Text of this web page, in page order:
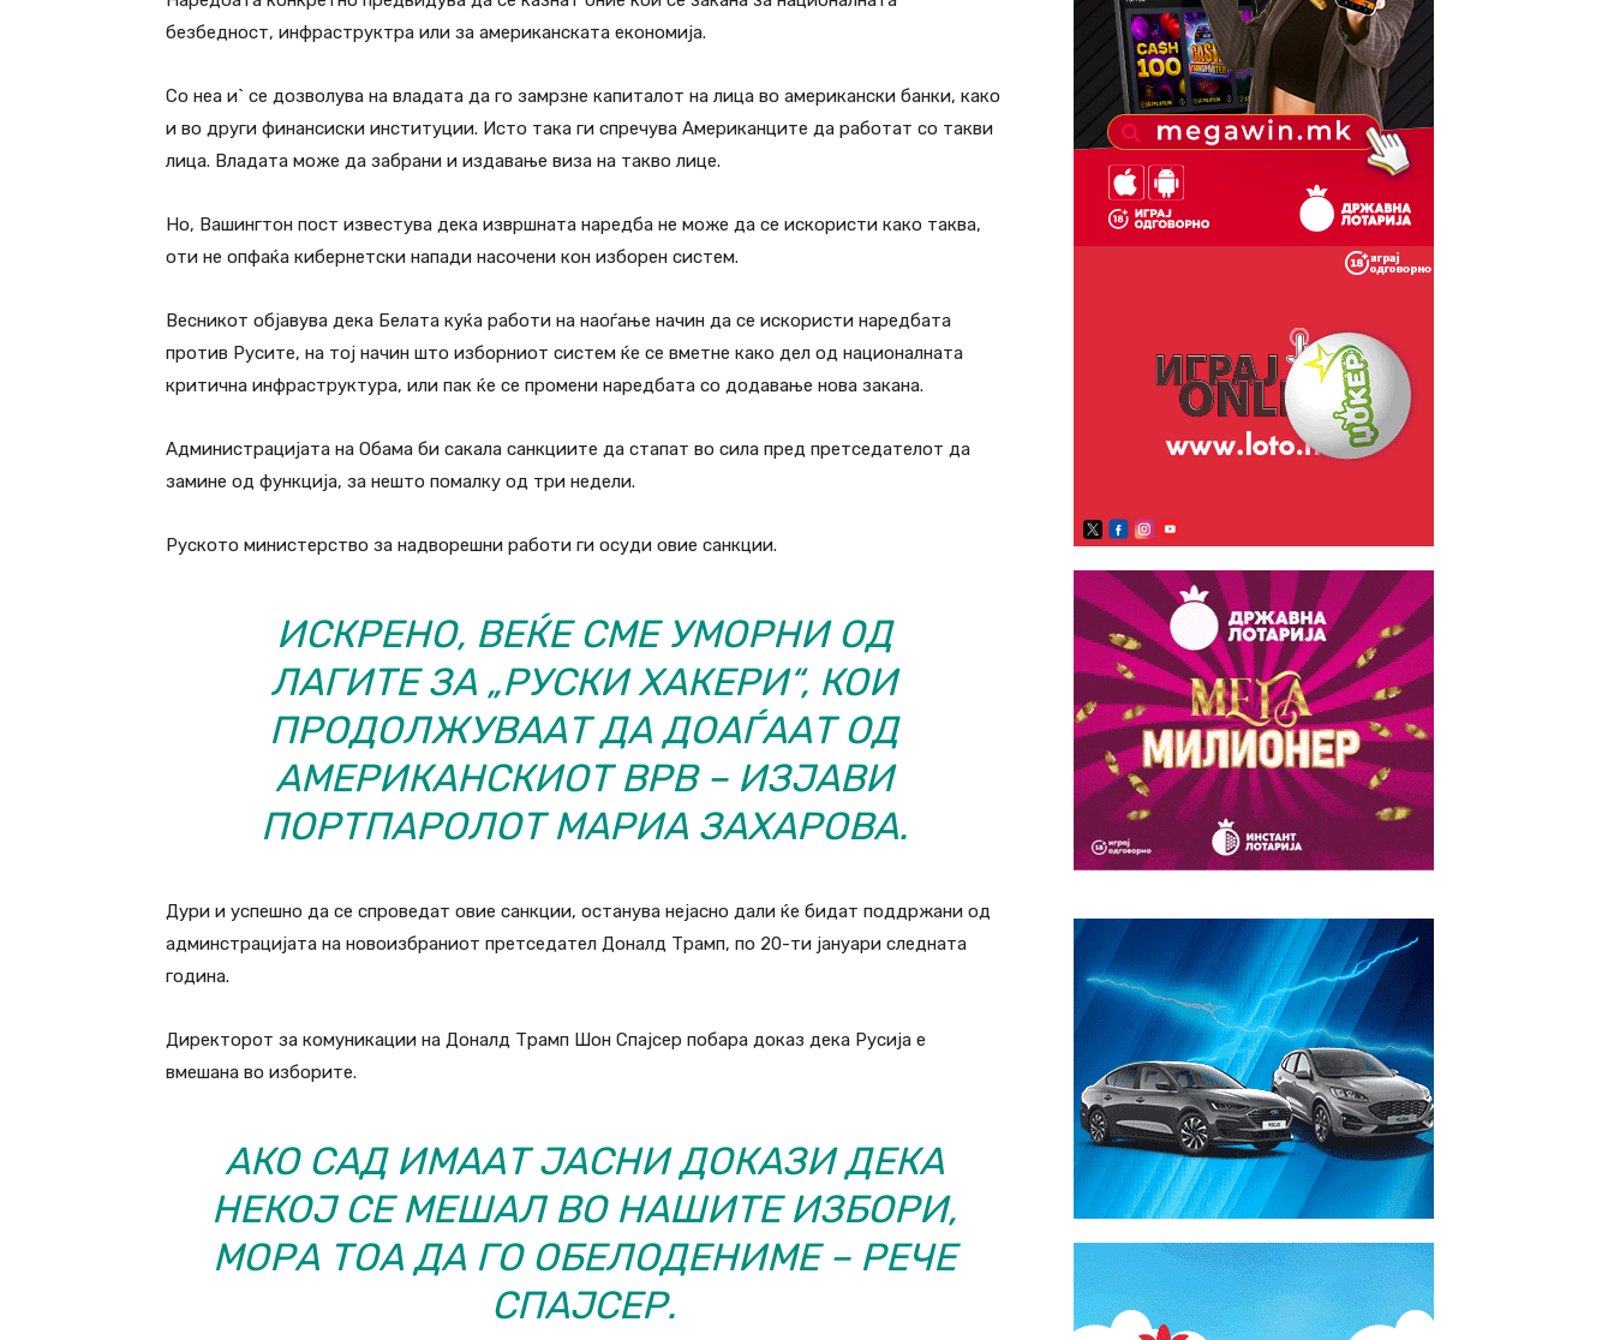
безбедност, инфраструктра или за американската економија.
Со неа и` се дозволува на владата да го замрзне капиталот на лица во американски банки, како
и во други финансиски институции. Исто така ги спречува Американците да работат со такви
лица. Владата може да забрани и издавање виза на такво лице.
Но, Вашингтон пост известува дека извршната наредба не може да се искористи како таква,
оти не опфаќа кибернетски напади насочени кон изборен систем.
Весникот објавува дека Белата куќа работи на наоѓање начин да се искористи наредбата
против Русите, на тој начин што изборниот систем ќе се вметне како дел од националната
критична инфраструктура, или пак ќе се промени наредбата со додавање нова закана.
Администрацијата на Обама би сакала санкциите да стапат во сила пред претседателот да
замине од функција, за нешто помалку од три недели.
Руското министерство за надворешни работи ги осуди овие санкции.
ИСКРЕНО, ВЕЌЕ СМЕ УМОРНИ ОД
ЛАГИТЕ ЗА „РУСКИ ХАКЕРИ“, КОИ
ПРОДОЛЖУВААТ ДА ДОАЃААТ ОД
АМЕРИКАНСКИОТ ВРВ – ИЗЈАВИ
ПОРТПАРОЛОТ МАРИА ЗАХАРОВА.
Дури и успешно да се спроведат овие санкции, останува нејасно дали ќе бидат поддржани од
админстрацијата на новоизбраниот претседател Доналд Трамп, по 20-ти јануари следната
година.
Директорот за комуникации на Доналд Трамп Шон Спајсер побара доказ дека Русија е
вмешана во изборите.
АКО САД ИМААТ ЈАСНИ ДОКАЗИ ДЕКА
НЕКОЈ СЕ МЕШАЛ ВО НАШИТЕ ИЗБОРИ,
МОРА ТОА ДА ГО ОБЕЛОДЕНИМЕ – РЕЧЕ
СПАЈСЕР.